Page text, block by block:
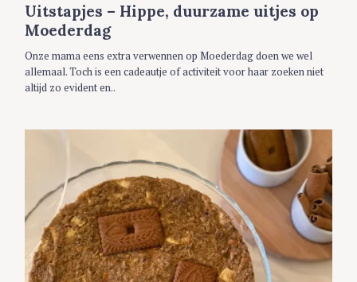
T
E
G
R
I
E
S
Uitstapjes – Hippe, duurzame uitjes op
Moederdag
Onze mama eens extra verwennen op Moederdag doen we wel
allemaal. Toch is een cadeautje of activiteit voor haar zoeken niet
altijd zo evident en..